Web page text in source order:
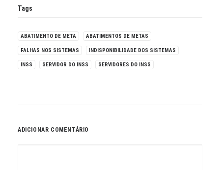
Tags
ABATIMENTO DE META ABATIMENTOS DE METAS
FALHAS NOS SISTEMAS INDISPONIBILIDADE DOS SISTEMAS
INSS SERVIDOR DO INSS SERVIDORES DO INSS
ADICIONAR COMENTÁRIO